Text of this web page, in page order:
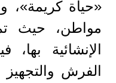
مواطن، حيث تم
الإنشائية
الفرش والتجهيز